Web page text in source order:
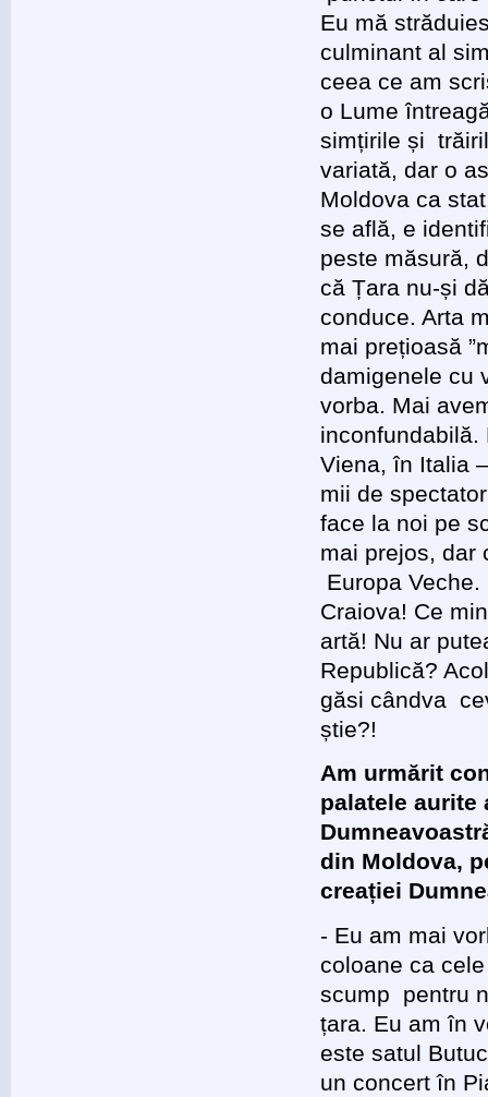
Eu mă
culminant al
ceea ce am
o Lume
simțirile și
variată, dar o
Moldova ca
se află, e
peste măsură,
că Țara nu-și
conduce. Arta
mai prețioasă
damigenele cu
vorba. Mai
inconfundabilă.
Viena, în Italia
mii de
face la noi pe
mai prejos, dar
Europa Veche.
Craiova! Ce
artă! Nu ar
Republică?
găsi cândva
știe?!
Am urmărit
palatele aurite
din Moldova,
creației
- Eu am mai
coloane ca
scump pentru
țara. Eu am în
este satul
un concert în